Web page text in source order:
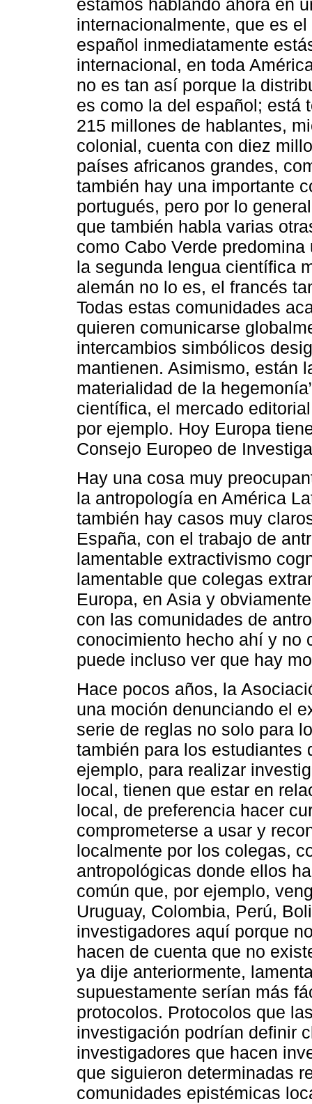
estamos hablando ahora en
internacionalmente, que es
español inmediatamente
internacional, en toda
no es tan así porque la
es como la del español; está
215 millones de hablantes,
colonial, cuenta con diez
países africanos grandes,
también hay una importante
portugués, pero por lo
que también habla varias
como Cabo Verde
la segunda lengua científica
alemán no lo es, el francés
Todas estas comunidades
quieren comunicarse
intercambios simbólicos
mantienen. Asimismo, están
materialidad de la
científica, el mercado
por ejemplo. Hoy Europa
Consejo Europeo de
Hay una cosa muy
la antropología en América
también hay casos muy
España, con el trabajo de
lamentable extractivismo
lamentable que colegas
Europa, en Asia y
con las comunidades de
conocimiento hecho ahí y no
puede incluso ver que hay
Hace pocos años, la
una moción denunciando el
serie de reglas no solo para
también para los estudiantes
ejemplo, para realizar
local, tienen que estar en
local, de preferencia hacer
comprometerse a usar y
localmente por los colegas,
antropológicas donde ellos
común que, por ejemplo,
Uruguay, Colombia, Perú,
investigadores aquí porque
hacen de cuenta que no
ya dije anteriormente,
supuestamente serían más
protocolos. Protocolos que
investigación podrían definir
investigadores que hacen
que siguieron determinadas
comunidades epistémicas